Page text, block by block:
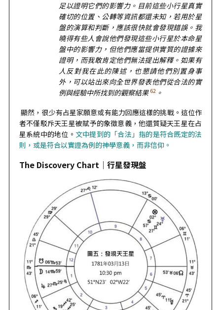
足以證明它們的影響力。目前這些小行星真實
確切的位置、公轉等資訊都還未知，若用於星
盤的演算和判斷，應該很快就會發現錯誤。我
曉得有些人會說他們發現這些小行星於本命星
盤中的影響力，但他們應當提供實質的證據來
證明，而我敢肯定他們無法提出解釋。如果有
人反對我在此的陳述，也懇請他們別置身事
外，可以站出來向全世界發表他們從合法的實
例與經驗中所找到的觀察結果 62 。
顯然，很少有占星家願意或有能力回應這樣的挑戰。這位作
者不僅駁斥天王星被賦予的象徵意義，他還質疑天王星在占
星系統中的地位。 文中提到的「合法」指的是符合既定的法
則，或是符合以實證為例的神學意義，而非信仰。
The Discovery Chart｜行星發現盤